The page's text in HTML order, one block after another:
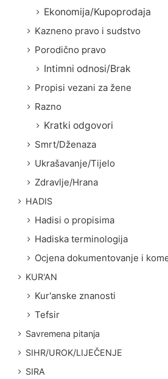
Ekonomija/Kupoprodaja
Kazneno pravo i sudstvo
Porodično pravo
Intimni odnosi/Brak
Propisi vezani za žene
Razno
Kratki odgovori
Smrt/Dženaza
Ukrašavanje/Tijelo
Zdravlje/Hrana
HADIS
Hadisi o propisima
Hadiska terminologija
Ocjena dokumentovanje i
KUR'AN
Kur'anske znanosti
Tefsir
Savremena pitanja
SIHR/UROK/LIJEČENJE
SIRA